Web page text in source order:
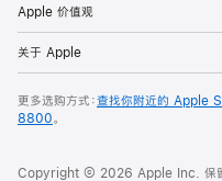
Apple 价值观
关于 Apple
更多选购方式：查找你附近的 Apple
8800。
Copyright © 2026 Apple Inc. 保留